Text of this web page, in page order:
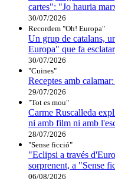
cartes": "Jo hauria
30/07/2026
Recordem "Oh! Europa"
Un grup de catalans,
Europa" que fa
30/07/2026
"Cuines"
Receptes amb
29/07/2026
"Tot es mou"
Carme Ruscalleda
ni amb film ni amb
28/07/2026
"Sense ficció"
"Eclipsi a través
sorprenent, a "Sense
06/08/2026